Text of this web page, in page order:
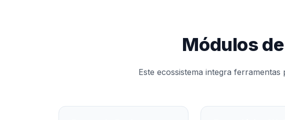
Módulos
Este ecossistema integra